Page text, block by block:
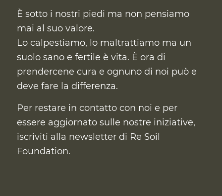
È sotto i nostri piedi ma non pensiamo
mai al suo valore.
Lo calpestiamo, lo maltrattiamo ma un
suolo sano e fertile è vita. È ora di
prendercene cura e ognuno di noi può e
deve fare la differenza.
Per restare in contatto con noi e per
essere aggiornato sulle nostre iniziative,
iscriviti alla newsletter di Re Soil
Foundation.